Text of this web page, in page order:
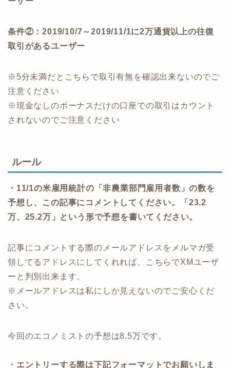
条件②：2019/10/7～2019/11/1に2万通貨以上の往復
取引があるユーザー
※5分未満だとこちらで取引有無を確認出来ないのでご
注意ください
※現金なしのボーナスだけの口座での取引はカウント
されないのでご注意ください
ルール
・11/1の米雇用統計の「非農業部門雇用者数」の数を
予想し、この記事にコメントしてください。「23.2
万、25.2万」という形で予想を書いてください。
記事にコメントする際のメールアドレスをメルマガ受
領してるアドレスにしてくれれば、こちらでXMユーザ
ーと判別出来ます。
※メールアドレスは私にしか見えないのでご安心くだ
さい。
今回のエコノミストの予想は8.5万です。
・エントリーする際は下記フォーマットでお願いしま